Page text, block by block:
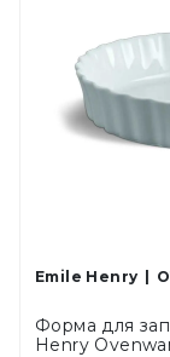
Emile Henry
Форма для
Henry